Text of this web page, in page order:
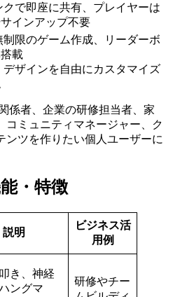
クで即座に共有、プレイヤーは
インアップ不要
制限のゲーム作成、リーダーボ
載
デザインを自由にカスタマイズ
係者、企業の研修担当者、家
コミュニティマネージャー、ク
ンツを作りたい個人ユーザーに
・特徴
説明
ビジネス活
用例
き、神経
ングマ
研修やチー